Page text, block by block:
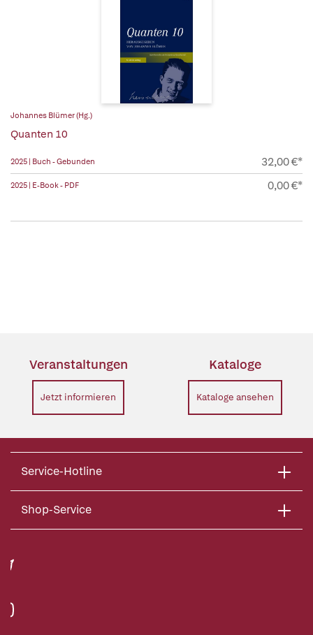
Johannes Blümer (Hg.)
Quanten 10
2025 | Buch - Gebunden 32,00 €*
2025 | E-Book - PDF 0,00 €*
Veranstaltungen
Jetzt informieren
Kataloge
Kataloge ansehen
Service-Hotline
Shop-Service